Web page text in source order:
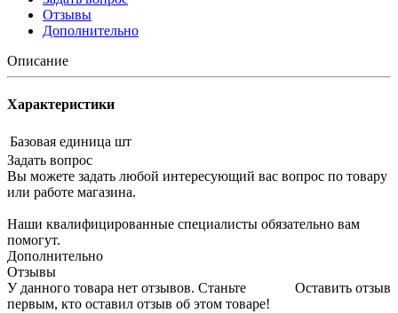
Отзывы
Дополнительно
Описание
Характеристики
Базовая единица шт
Задать вопрос
Вы можете задать любой интересующий вас вопрос по товару
или работе магазина.
Наши квалифицированные специалисты обязательно вам
помогут.
Дополнительно
Отзывы
Оставить отзыв
У данного товара нет отзывов. Станьте
первым, кто оставил отзыв об этом товаре!